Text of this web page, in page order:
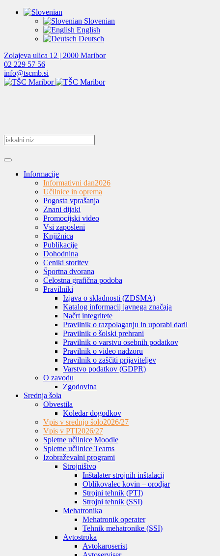
Slovenian
English
Deutsch
Zolajeva ulica 12 | 2000 Maribor
02 229 57 56
info@tscmb.si
Informacije
Informativni dan2026
Učilnice in oprema
Pogosta vprašanja
Znani dijaki
Promocijski video
Vsi zaposleni
Knjižnica
Publikacije
Dohodnina
Ceniki storitev
Športna dvorana
Celostna grafična podoba
Pravilniki
Izjava o skladnosti (ZDSMA)
Katalog informacij javnega značaja
Načrt integritete
Pravilnik o razpolaganju in uporabi daril
Pravilnik o šolski prehrani
Pravilnik o varstvu osebnih podatkov
Pravilnik o video nadzoru
Pravilnik o zaščiti prijaviteljev
Varstvo podatkov (GDPR)
O zavodu
Zgodovina
Srednja šola
Obvestila
Koledar dogodkov
Vpis v srednjo šolo2026/27
Vpis v PTI2026/27
Spletne učilnice Moodle
Spletne učilnice Teams
Izobraževalni programi
Strojništvo
Inštalater strojnih inštalacij
Oblikovalec kovin – orodjar
Strojni tehnik (PTI)
Strojni tehnik (SSI)
Mehatronika
Mehatronik operater
Tehnik mehatronike (SSI)
Avtostroka
Avtokaroserist